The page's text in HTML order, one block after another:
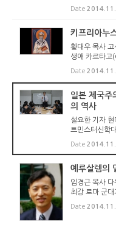
도 수많은 교
디에 기인한
Date
키프리아누
황대우 목사 고
생애 카르타
= 키프리안
기독교에로의
얻었다. 카에
Date
일본 제국주
의 역사
설요한 기자
트민스터신학
는 “20세기 한
한국 교회의
Date
예루살렘의
임경근 목사
최강 로마 군
을까? 그럴 리
의 반란을 제
Date